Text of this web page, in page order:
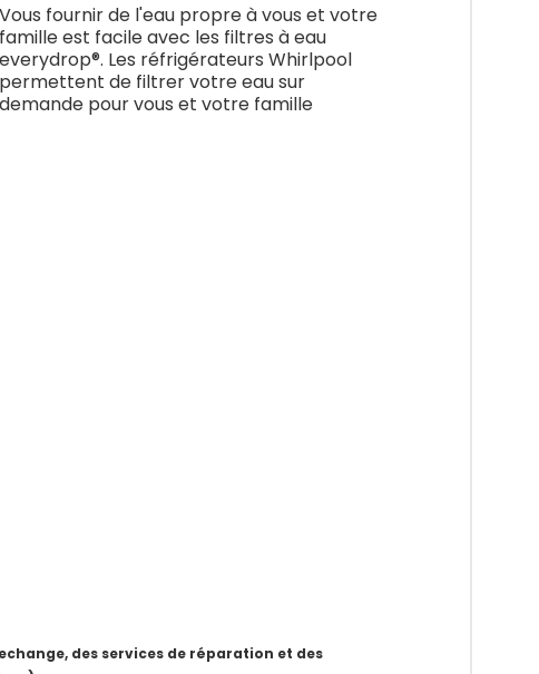
Vous fournir de l'eau propre à vous et votre
famille est facile avec les filtres à eau
everydrop®. Les réfrigérateurs Whirlpool
permettent de filtrer votre eau sur
demande pour vous et votre famille
des services de réparation et des